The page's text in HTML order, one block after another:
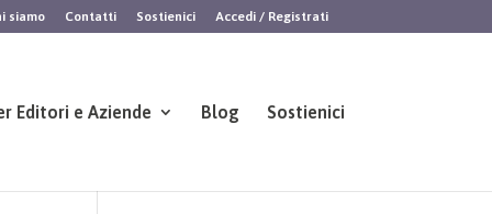
siamo Contatti Sostienici Accedi / Registrati
Editori e Aziende Blog Sostienici